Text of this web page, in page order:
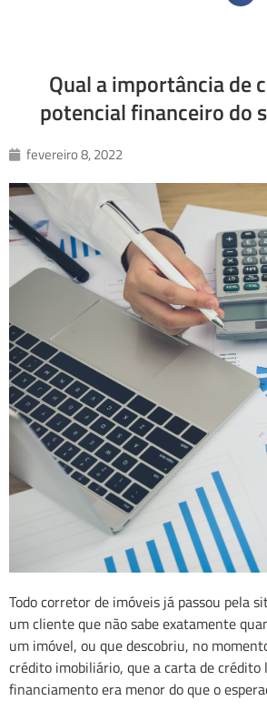
Qual a importância de
potencial financeiro do
fevereiro 8, 2022
Todo corretor de imóveis já passou pela
um cliente que não sabe exatamente
um imóvel, ou que descobriu, no
crédito imobiliário, que a carta de crédito
financiamento era menor do que o